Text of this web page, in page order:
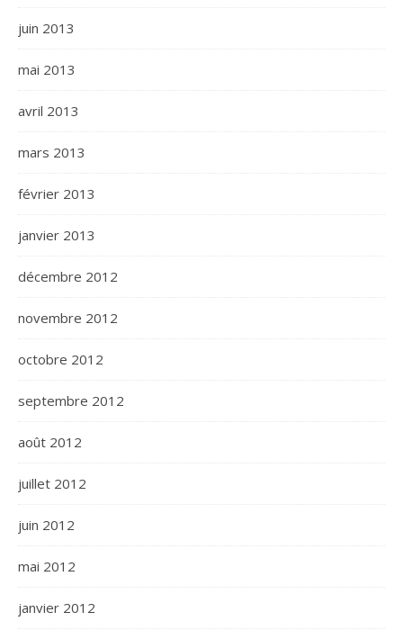
juin 2013
mai 2013
avril 2013
mars 2013
février 2013
janvier 2013
décembre 2012
novembre 2012
octobre 2012
septembre 2012
août 2012
juillet 2012
juin 2012
mai 2012
janvier 2012